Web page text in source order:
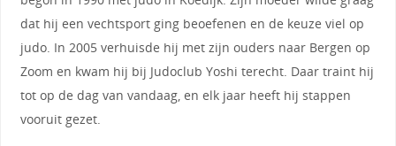
dat hij een vechtsport ging beoefenen en de keuze viel op
judo. In 2005 verhuisde hij met zijn ouders naar Bergen op
Zoom en kwam hij bij Judoclub Yoshi terecht. Daar traint hij
tot op de dag van vandaag, en elk jaar heeft hij stappen
vooruit gezet.